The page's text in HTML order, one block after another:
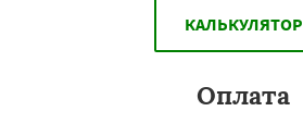
КАЛЬКУЛЯТОР
Оплата